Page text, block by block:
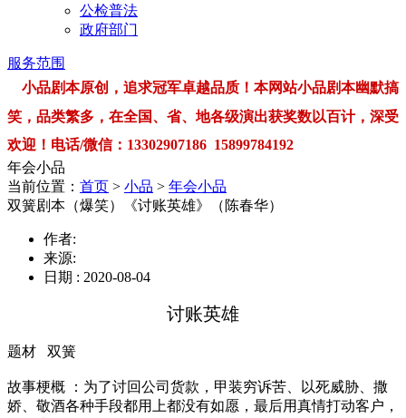
公检普法
政府部门
服务范围
小品剧本原创，追求冠军卓越品质！本网站小品剧本幽默搞
笑，品类繁多，在全国、省、地各级演出获奖数以百计，深受
欢迎！电话/微信：13302907186 15899784192
年会小品
当前位置： 首页 > 小品 > 年会小品
双簧剧本（爆笑）《讨账英雄》（陈春华）
作者:
来源:
日期 : 2020-08-04
讨账英雄
题材 双簧
故事梗概
：为了讨回公司货款，甲装穷诉苦、以死威胁、撒
娇、敬酒各种手段都用上都没有如愿，最后用真情打动客户，